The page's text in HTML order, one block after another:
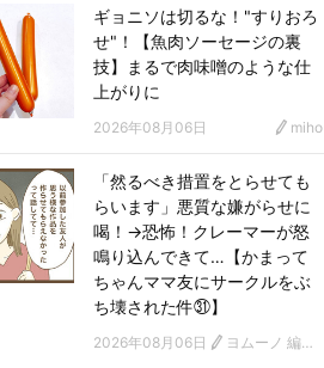
ギョニソは切るな！"すりおろ
せ"！【魚肉ソーセージの裏
技】まるで肉味噌のような仕
上がりに
2026年08月06日 miho
「然るべき措置をとらせても
らいます」悪質な嫌がらせに
喝！→恐怖！クレーマーが怒
鳴り込んできて…【かまって
ちゃんママ友にサークルをぶ
ち壊された件㉛】
2026年08月06日 ヨムーノ 編集部 漫画チーム